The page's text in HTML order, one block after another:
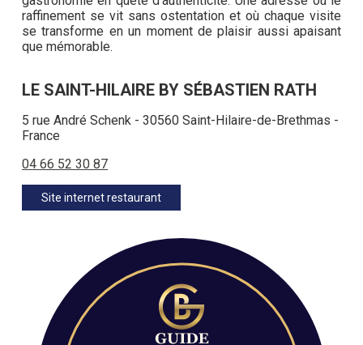
raffinement se vit sans ostentation et où chaque visite
se transforme en un moment de plaisir aussi apaisant
que mémorable.
LE SAINT-HILAIRE BY SÉBASTIEN RATH
5 rue André Schenk - 30560 Saint-Hilaire-de-Brethmas -
France
04 66 52 30 87
Site internet restaurant